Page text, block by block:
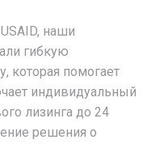
наши
гибкую
которая помогает
индивидуальный
лизинга до 24
решения о